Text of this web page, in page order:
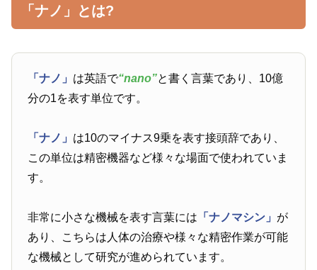
「ナノ」とは?
「ナノ」 は英語で“nano”と書く言葉であり、10億
分の1を表す単位です。
「ナノ」 は10のマイナス9乗を表す接頭辞であり、
この単位は精密機器など様々な場面で使われていま
す。
非常に小さな機械を表す言葉には 「ナノマシン」 が
あり、こちらは人体の治療や様々な精密作業が可能
な機械として研究が進められています。